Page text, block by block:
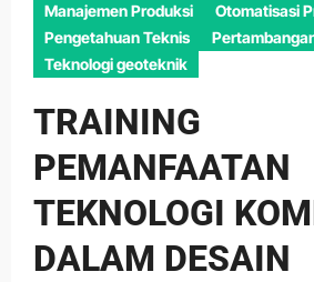
Manajemen Produksi
Otomatisasi
Pengetahuan Teknis
Teknologi geoteknik
TRAINING
PEMANFAATAN
TEKNOLOGI
DALAM DESAIN